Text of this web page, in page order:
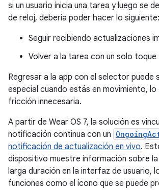
si un usuario inicia una tarea y luego se
de reloj, debería poder hacer lo siguiente:
Seguir recibiendo actualizaciones
Volver a la tarea con un solo toque
Regresar a la app con el selector puede
especial cuando estás en movimiento, lo
fricción innecesaria.
A partir de Wear OS 7, la solución es
notificación continua con un
notificación de actualización en vivo.
dispositivo muestre información sobre
larga duración en la interfaz de usuario,
funciones como el ícono que se puede